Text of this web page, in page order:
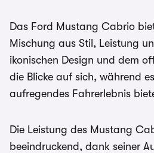
Das Ford Mustang Cabrio
Mischung aus Stil, Leistung
ikonischen Design und dem
die Blicke auf sich, während
aufregendes Fahrerlebnis
Die Leistung des Mustang
beeindruckend, dank seiner